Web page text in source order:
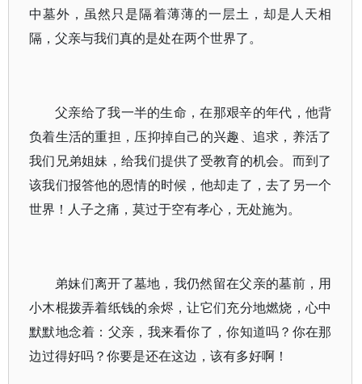
中墓外，虽然只是隔着薄薄的一层土，却是人天相
隔，父亲与我们真的是处在两个世界了。
父亲给了我一半的生命，在那艰辛的年代，他背
负着生活的重担，压抑掉自己的兴趣、追求，养活了
我们兄弟姐妹，给我们提供了受教育的机会。而到了
该我们报答他的恩情的时候，他却走了，去了另一个
世界！人子之痛，莫过于空有孝心，无处施为。
弟妹们离开了墓地，我仍然留在父亲的墓前，用
小木棍拨弄着纸钱的余烬，让它们充分地燃烧，心中
默默地念着：父亲，我来看你了，你知道吗？你在那
边过得好吗？你要是还在这边，该有多好啊！